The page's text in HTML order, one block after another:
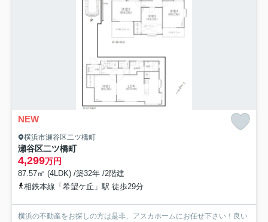
NEW
横浜市瀬谷区二ツ橋町
瀬谷区二ツ橋町
4,299万円
87.57㎡ (4LDK) /築32年 /2階建
相鉄本線「希望ケ丘」駅 徒歩29分
横浜の不動産をお探しの方は是非、アスカホームにお任せ下さい！良い